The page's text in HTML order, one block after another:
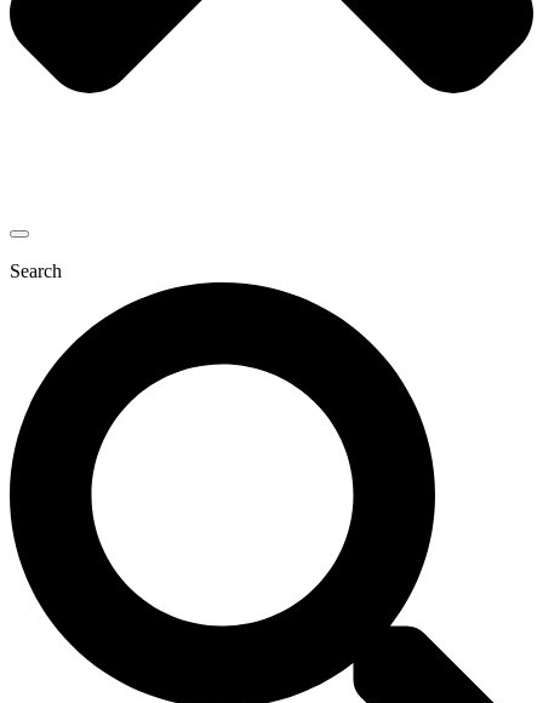
Search